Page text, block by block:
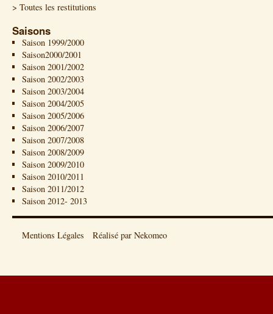
> Toutes les restitutions
Saisons
Saison 1999/2000
Saison2000/2001
Saison 2001/2002
Saison 2002/2003
Saison 2003/2004
Saison 2004/2005
Saison 2005/2006
Saison 2006/2007
Saison 2007/2008
Saison 2008/2009
Saison 2009/2010
Saison 2010/2011
Saison 2011/2012
Saison 2012- 2013
Mentions Légales Réalisé par Nekomeo